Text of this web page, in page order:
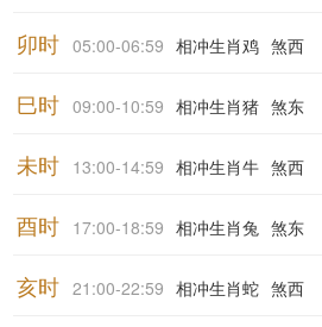
卯时 05:00-06:59 相冲生肖鸡 煞西
巳时 09:00-10:59 相冲生肖猪 煞东
未时 13:00-14:59 相冲生肖牛 煞西
酉时 17:00-18:59 相冲生肖兔 煞东
亥时 21:00-22:59 相冲生肖蛇 煞西